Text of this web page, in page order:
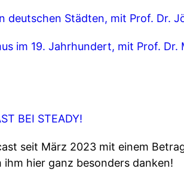
deutschen Städten, mit Prof. Dr.
im 19. Jahrhundert, mit Prof.
BEI STEADY!
seit März 2023 mit einem
hier ganz besonders danken!